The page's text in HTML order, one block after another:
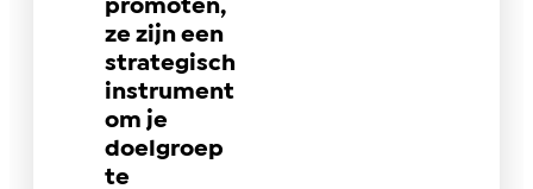
promoten,
ze zijn een
strategisch
instrument
om je
doelgroep
te